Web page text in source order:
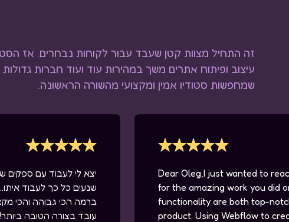
זה התחיל מצוות קטן שעבד עבור לקוחות נבחרים. אז
עיצוב ופיתוח אתרים משך במהירות עוד ועוד חברות
שמחפשות סטודיו אמין ומקצועי מהשורה הראשונה.
Dear Oleg,I just wanted to
for the amazing work you did
functionality are both top-
product. Using Webflow to
יצא לי לעבוד עם ספקים
שנעים כל כך לעבוד
ברמה הכי גבוהה והכי
עובד בצורה הטובה ביותר!